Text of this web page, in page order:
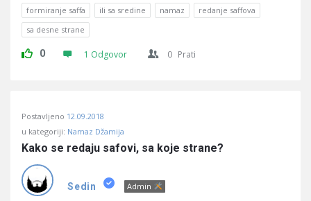
formiranje saffa ili sa sredine namaz
redanje saffova
sa desne strane
0 1 Odgovor 0 Prati
Postavljeno 12.09.2018
u kategoriji: Namaz Džamija
Kako se redaju safovi, sa koje strane?
Sedin Admin